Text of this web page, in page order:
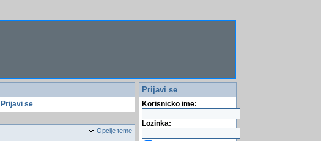
se
Opcije teme
Prijavi se
Korisnicko ime:
Lozinka: